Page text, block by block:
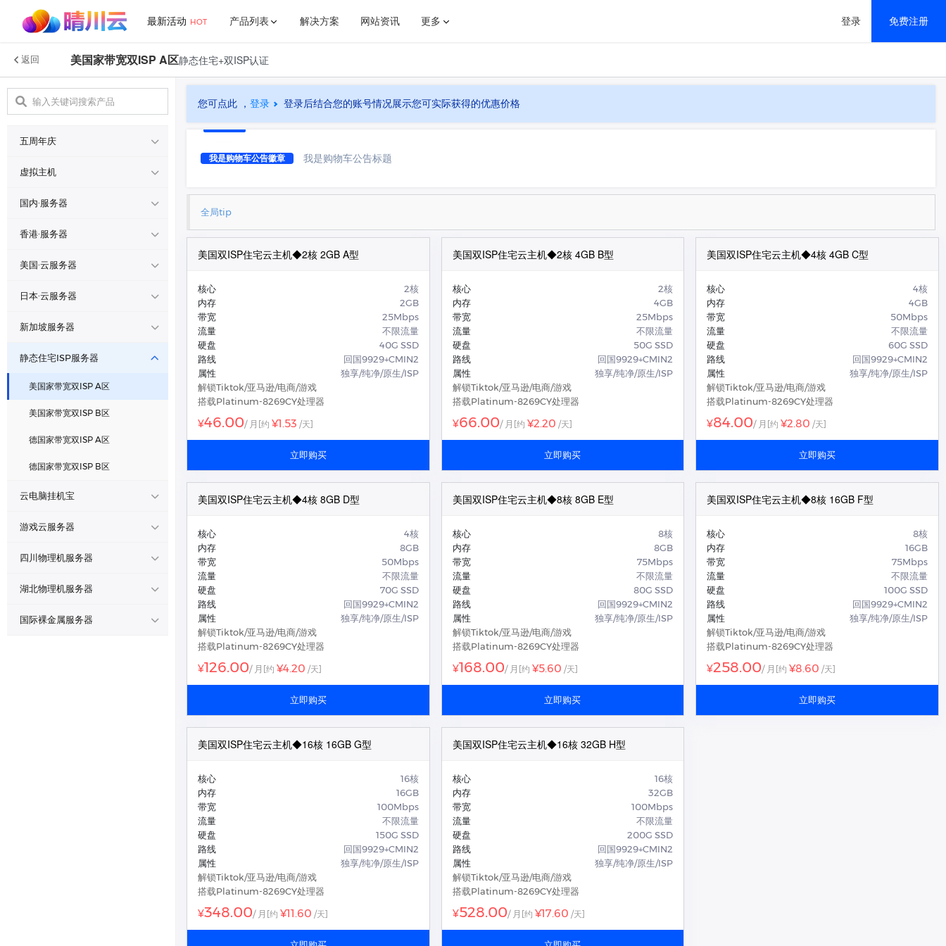
最新活动 HOT 产品列表
CN2|v2轻量区 美国/日本 国内/16C/16G/99元
五周年庆
虚拟主机
国内·服务器
香港·服务器
云电脑挂机宝
游戏云服务器
湖北物理机服务器
国际裸金属服务器
解决方案
行业解决方案
网站解决方案
网站资讯
新闻中心
官方公告
常见问题
更多
了解我们
公司简介
更多
推介计划
宝塔面板
登录 免费注册
返回 美国家带宽双ISP A区静态住宅+双ISP认证
五周年庆
CN2|v2轻量区
美国/日本
虚拟主机
香港虚拟主机
香港大带宽主机
德国超高防主机
国内·服务器
泉州电信云服务器
十堰电信云服务器
十堰电信云服务器
西安电信云服务器
深圳电信云服务器
襄阳电信云服务器
北京BGP云服务器
成都西信云服务器
德阳电信云服务器
宁波云服务器
香港·服务器
香港原生轻量区
香港原生标准区
美国·云服务器
美国NetLabs数据中心
美国CMIN2/9929 A区
美国三网CN2/BGP B区
日本·云服务器
日本BGP不限流区
日本BGP大带宽区
新加坡服务器
新加坡BGP不限流区
静态住宅ISP服务器
美国家带宽双ISP A区
美国家带宽双ISP B区
德国家带宽双ISP A区
德国家带宽双ISP B区
云电脑挂机宝
高质量云电脑-成都
高质量云电脑-西安
游戏云服务器
游戏云-I9-14900K
四川物理机服务器
德阳电信数据中心
成都电信数据中心
湖北物理机服务器
襄阳电信数据中心
国际裸金属服务器
您可点此 ， 登录 登录后结合您的账号情况展示您可实际获得的优惠价格
我是购物车公告徽章 我是购物车公告标题
全局tip
美国双ISP住宅云主机◆2核 2GB A型
核心
2核
内存
2GB
带宽
25Mbps
流量
不限流量
硬盘
40G SSD
路线
回国9929+CMIN2
属性
独享/纯净/原生/ISP
解锁Tiktok/亚马逊/电商/游戏
搭载Platinum-8269CY处理器
¥46.00/ 月 [约 ¥1.53 /天]
立即购买
美国双ISP住宅云主机◆2核 4GB B型
核心
2核
内存
4GB
带宽
25Mbps
流量
不限流量
硬盘
50G SSD
路线
回国9929+CMIN2
属性
独享/纯净/原生/ISP
解锁Tiktok/亚马逊/电商/游戏
搭载Platinum-8269CY处理器
¥66.00/ 月 [约 ¥2.20 /天]
立即购买
美国双ISP住宅云主机◆4核 4GB C型
核心
4核
内存
4GB
带宽
50Mbps
流量
不限流量
硬盘
60G SSD
路线
回国9929+CMIN2
属性
独享/纯净/原生/ISP
解锁Tiktok/亚马逊/电商/游戏
搭载Platinum-8269CY处理器
¥84.00/ 月 [约¥2.80 /天]
立即购买
美国双ISP住宅云主机◆4核 8GB D型
核心
4核
内存
8GB
带宽
50Mbps
流量
不限流量
硬盘
70G SSD
路线
回国9929+CMIN2
属性
独享/纯净/原生/ISP
解锁Tiktok/亚马逊/电商/游戏
搭载Platinum-8269CY处理器
¥126.00/ 月 [约 ¥4.20 /天]
立即购买
美国双ISP住宅云主机◆8核 8GB E型
核心
8核
内存
8GB
带宽
75Mbps
流量
不限流量
硬盘
80G SSD
路线
回国9929+CMIN2
属性
独享/纯净/原生/ISP
解锁Tiktok/亚马逊/电商/游戏
搭载Platinum-8269CY处理器
¥168.00/ 月 [约 ¥5.60 /天]
立即购买
美国双ISP住宅云主机◆8核 16GB F型
核心
8核
内存
16GB
带宽
75Mbps
流量
不限流量
硬盘
100G SSD
路线
回国9929+CMIN2
属性
独享/纯净/原生/ISP
解锁Tiktok/亚马逊/电商/游戏
搭载Platinum-8269CY处理器
¥258.00/ 月 [约¥8.60 /天]
立即购买
美国双ISP住宅云主机◆16核 16GB G型
核心
16核
内存
16GB
带宽
100Mbps
流量
不限流量
硬盘
150G SSD
路线
回国9929+CMIN2
属性
独享/纯净/原生/ISP
解锁Tiktok/亚马逊/电商/游戏
搭载Platinum-8269CY处理器
¥348.00/ 月 [约 ¥11.60 /天]
美国双ISP住宅云主机◆16核 32GB H型
核心
16核
内存
32GB
带宽
100Mbps
流量
不限流量
硬盘
200G SSD
路线
回国9929+CMIN2
属性
独享/纯净/原生/ISP
解锁Tiktok/亚马逊/电商/游戏
搭载Platinum-8269CY处理器
¥528.00/ 月 [约 ¥17.60 /天]